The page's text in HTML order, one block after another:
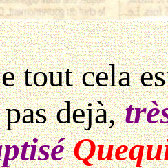
cela est
dejà,